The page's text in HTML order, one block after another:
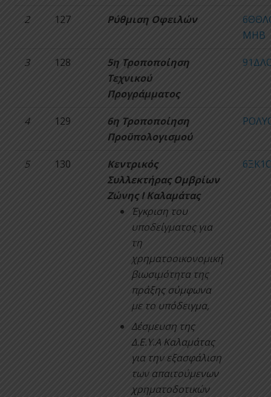
2 127 Ρύθμιση Οφειλών
ΜΗΒ
3 128
5η Τροποποίηση
Τεχνικού
Προγράμματος
4 129
6η Τροποποίηση
Προϋπολογισμού
5 130
Κεντρικός
Συλλεκτήρας Ομβρίων
Ζώνης Ι Καλαμάτας
Έγκριση του
υποδείγματος για
τη
χρηματοοικονομική
βιωσιμότητα της
πράξης σύμφωνα
με το υπόδειγμα,
Δέσμευση της
Δ.Ε.Υ.Α Καλαμάτας
για την εξασφάλιση
των απαιτούμενων
χρηματοδοτικών